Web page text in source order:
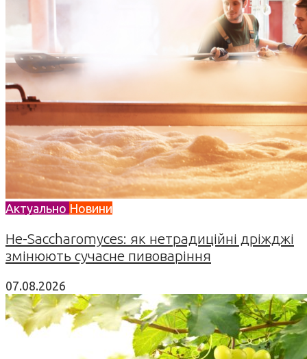
Актуально Новини
Не-Saccharomyces: як нетрадиційні дріжджі
змінюють сучасне пивоваріння
07.08.2026